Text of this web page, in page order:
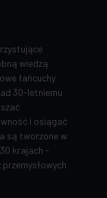
wiedzą
łańcuchy
30-letniemu
i osiągać
są tworzone w
krajach -